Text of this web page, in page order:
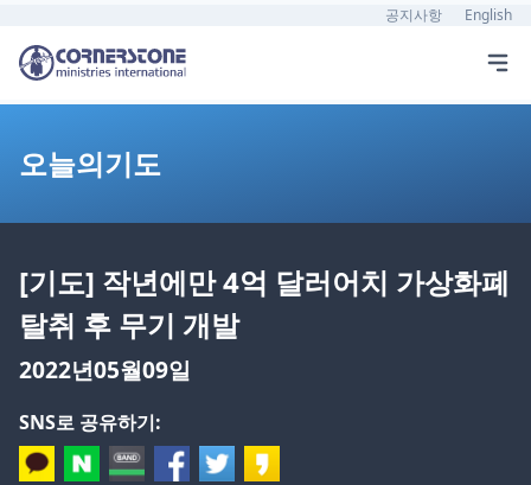
공지사항 English
오늘의기도
[기도] 작년에만 4억 달러어치 가상화폐
탈취 후 무기 개발
2022년05월09일
SNS로 공유하기: